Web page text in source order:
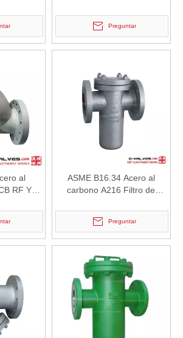
son una de las válvulas de
Preguntar
al
RF Y-
ASME B16.34 Acero al
carbono A216 Filtro de
Preguntar